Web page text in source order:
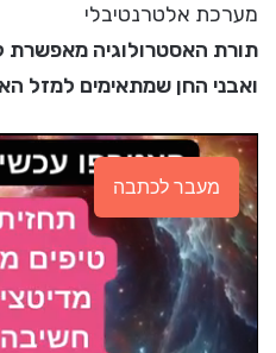
מערכת אלטרנטיבלי
תורת האסטרולוגיה מאפשרת
ואבני החן שמתאימים למזל
מעבר לכתבה